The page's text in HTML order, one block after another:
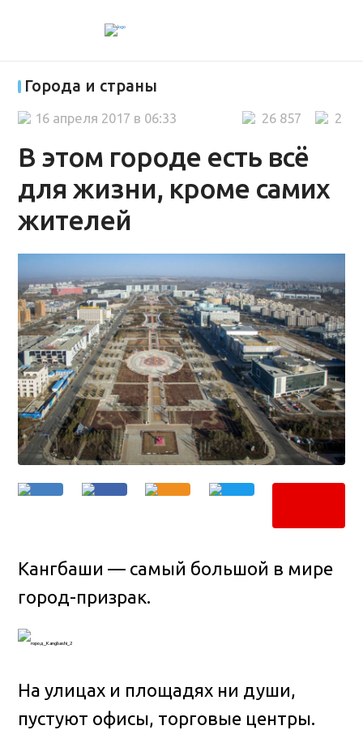
Города и страны
В этом городе есть всё
для жизни, кроме самих
жителей
2
26 857
16 апреля 2017 в 06:33
Кангбаши — самый большой в мире
город-призрак.
На улицах и площадях ни души,
пустуют офисы, торговые центры.